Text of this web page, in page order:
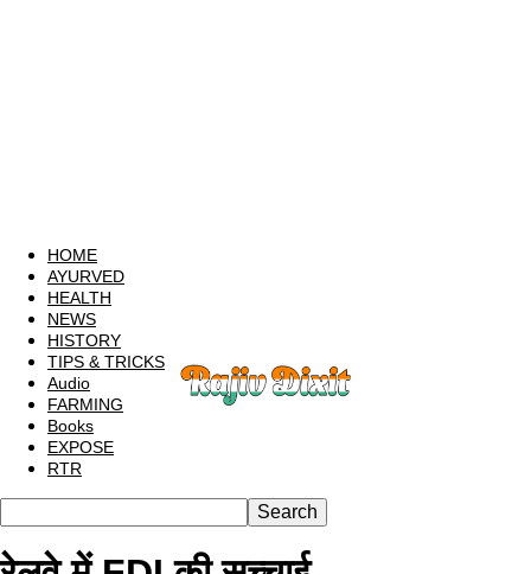
HOME
AYURVED
HEALTH
NEWS
HISTORY
TIPS & TRICKS
Audio
FARMING
Books
EXPOSE
RTR